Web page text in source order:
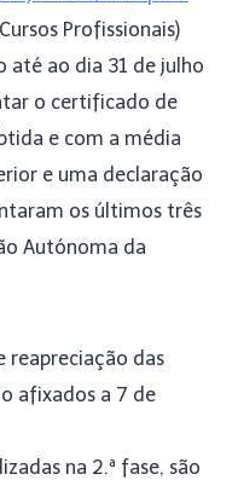
Profissionais)
até ao dia 31 de julho
o certificado de
e com a média
e uma declaração
os últimos três
Autónoma da
reapreciação das
afixados a 7 de
na 2.ª fase, são